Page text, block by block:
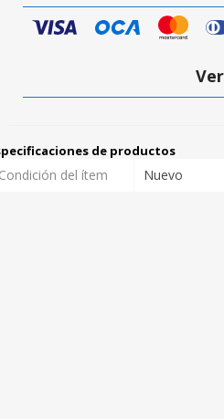
de productos
Condición del ítem Nuevo